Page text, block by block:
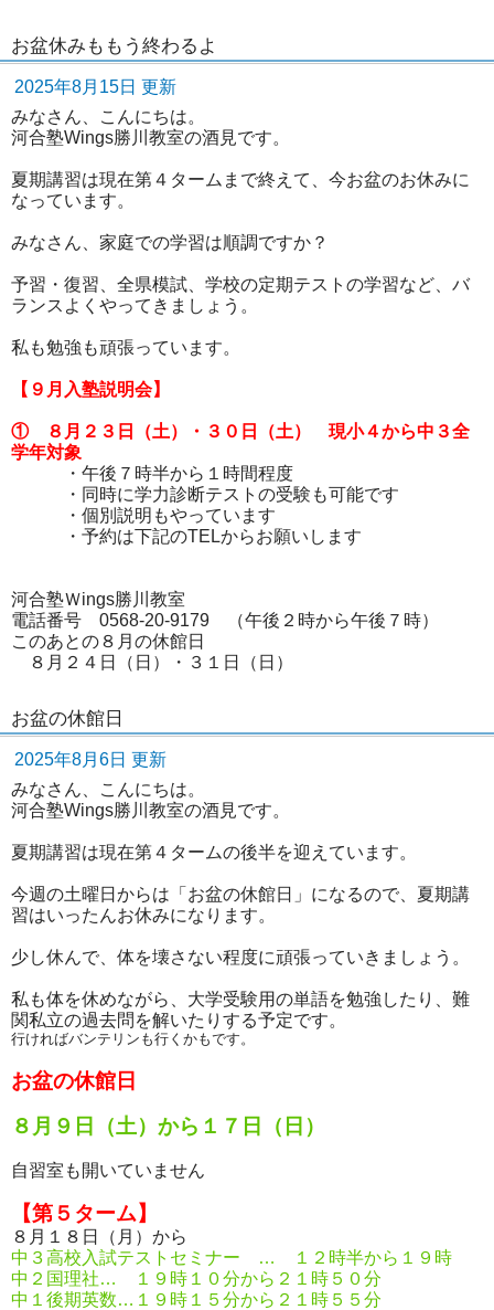
お盆休みももう終わるよ
2025年8月15日 更新
みなさん、こんにちは。
河合塾Wings勝川教室の酒見です。
夏期講習は現在第４タームまで終えて、今お盆のお休みに
なっています。
みなさん、家庭での学習は順調ですか？
予習・復習、全県模試、学校の定期テストの学習など、バ
ランスよくやってきましょう。
私も勉強も頑張っています。
【９月入塾説明会】
① ８月２３日（土）・３０日（土） 現小４から中３全
学年対象
・午後７時半から１時間程度
・同時に学力診断テストの受験も可能です
・個別説明もやっています
・予約は下記のTELからお願いします
河合塾Ｗings勝川教室
電話番号 0568-20-9179 （午後２時から午後７時）
このあとの８月の休館日
８月２４日（日）・３１日（日）
お盆の休館日
2025年8月6日 更新
みなさん、こんにちは。
河合塾Wings勝川教室の酒見です。
夏期講習は現在第４タームの後半を迎えています。
今週の土曜日からは「お盆の休館日」になるので、夏期講
習はいったんお休みになります。
少し休んで、体を壊さない程度に頑張っていきましょう。
私も体を休めながら、大学受験用の単語を勉強したり、難
関私立の過去問を解いたりする予定です。
行ければバンテリンも行くかもです。
お盆の休館日
８月９日（土）から１７日（日）
自習室も開いていません
【第５ターム】
８月１８日（月）から
中３高校入試テストセミナー … １２時半から１９時
中２国理社… １９時１０分から２１時５０分
中１後期英数…１９時１５分から２１時５５分